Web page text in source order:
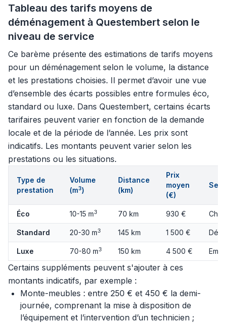
Tableau des tarifs moyens de
déménagement à Questembert selon le
niveau de service
Ce barème présente des estimations de tarifs moyens
pour un déménagement selon le volume, la distance
et les prestations choisies. Il permet d’avoir une vue
d’ensemble des écarts possibles entre formules éco,
standard ou luxe. Dans Questembert, certains écarts
tarifaires peuvent varier en fonction de la demande
locale et de la période de l’année. Les prix sont
indicatifs. Les montants peuvent varier selon les
prestations ou les situations.
Type de
prestation
Volume
(m3)
Distance
(km)
Prix
moyen
(€)
Éco 10-15 m3 70 km 930 €
Standard 20-30 m3 145 km 1 500 €
Luxe 70-80 m3 150 km 4 500 €
Certains suppléments peuvent s'ajouter à ces
montants indicatifs, par exemple :
Monte-meubles : entre 250 € et 450 € la demi-
journée, comprenant la mise à disposition de
l’équipement et l’intervention d’un technicien ;